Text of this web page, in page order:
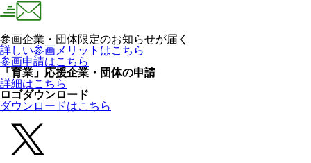
参画企業・団体限定のお知らせが届く
詳しい参画メリットはこちら
参画申請はこちら
「育業」応援企業・団体の申請
詳細はこちら
ロゴダウンロード
ダウンロードはこちら